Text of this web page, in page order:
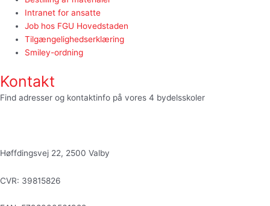
Intranet for ansatte
Job hos FGU Hovedstaden
Tilgængelighedserklæring
Smiley-ordning
Kontakt
Find adresser og kontaktinfo på vores 4 bydelsskoler
Høffdingsvej 22, 2500 Valby
CVR: 39815826